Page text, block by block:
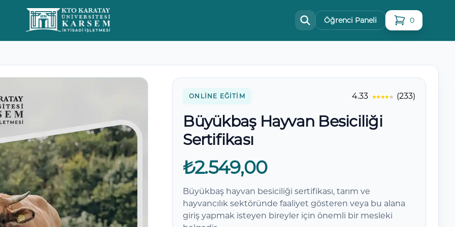
Öğrenci Paneli 0
sepetteki
Yorumlar
ONLINE EĞITIM 4.33 (233)
Büyükbaş Hayvan Besiciliği
Sertifikası
₺2.549,00
Büyükbaş hayvan besiciliği sertifikası, tarım ve
hayvancılık sektöründe faaliyet gösteren veya bu alana
giriş yapmak isteyen bireyler için önemli bir mesleki